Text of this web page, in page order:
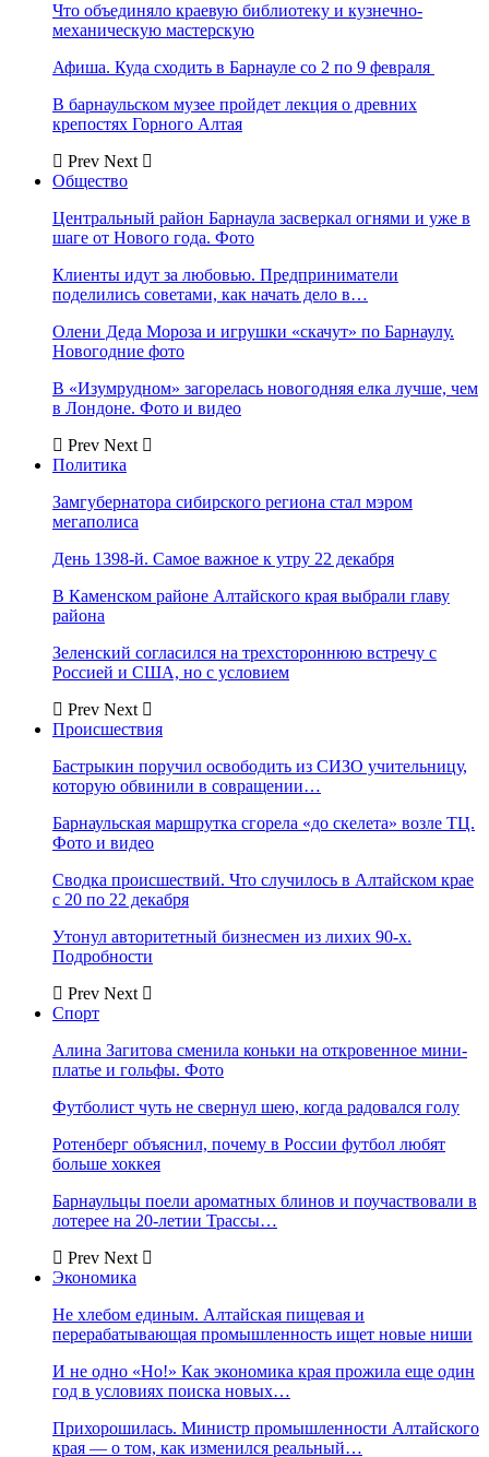
Что объединяло краевую библиотеку и кузнечно-
механическую мастерскую
Афиша. Куда сходить в Барнауле со 2 по 9 февраля
В барнаульском музее пройдет лекция о древних
крепостях Горного Алтая
Prev Next
Общество
Центральный район Барнаула засверкал огнями и уже в
шаге от Нового года. Фото
Клиенты идут за любовью. Предприниматели
поделились советами, как начать дело в…
Олени Деда Мороза и игрушки «скачут» по Барнаулу.
Новогодние фото
В «Изумрудном» загорелась новогодняя елка лучше, чем
в Лондоне. Фото и видео
Prev Next
Политика
Замгубернатора сибирского региона стал мэром
мегаполиса
День 1398-й. Самое важное к утру 22 декабря
В Каменском районе Алтайского края выбрали главу
района
Зеленский согласился на трехстороннюю встречу с
Россией и США, но с условием
Prev Next
Происшествия
Бастрыкин поручил освободить из СИЗО учительницу,
которую обвинили в совращении…
Барнаульская маршрутка сгорела «до скелета» возле ТЦ.
Фото и видео
Сводка происшествий. Что случилось в Алтайском крае
с 20 по 22 декабря
Утонул авторитетный бизнесмен из лихих 90-х.
Подробности
Prev Next
Спорт
Алина Загитова сменила коньки на откровенное мини-
платье и гольфы. Фото
Футболист чуть не свернул шею, когда радовался голу
Ротенберг объяснил, почему в России футбол любят
больше хоккея
Барнаульцы поели ароматных блинов и поучаствовали в
лотерее на 20-летии Трассы…
Prev Next
Экономика
Не хлебом единым. Алтайская пищевая и
перерабатывающая промышленность ищет новые ниши
И не одно «Но!» Как экономика края прожила еще один
год в условиях поиска новых…
Прихорошилась. Министр промышленности Алтайского
края — о том, как изменился реальный…